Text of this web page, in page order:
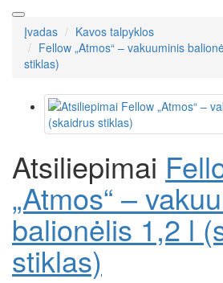
Įvadas
Kavos talpyklos
Fellow „Atmos“ – vakuuminis
stiklas)
Atsiliepimai
„Atmos“ –
balionėlis 1,2 l
stiklas)